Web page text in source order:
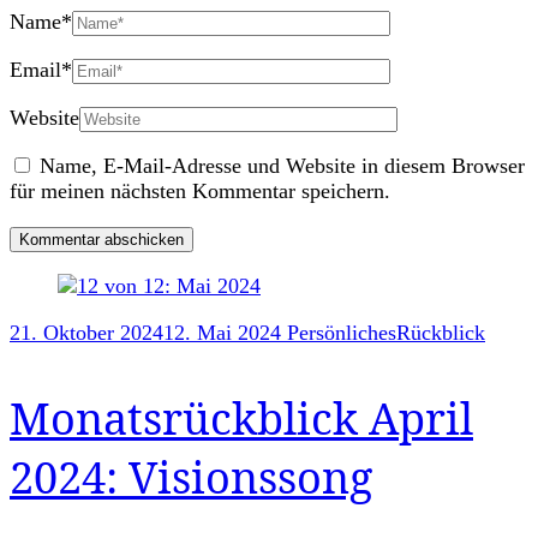
Name*
Email*
Website
Name, E-Mail-Adresse und Website in diesem Browser
für meinen nächsten Kommentar speichern.
Post
21. Oktober 202412. Mai 2024 PersönlichesRückblick
Monatsrückblick April
2024: Visionssong